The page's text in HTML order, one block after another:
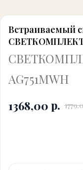
Встраиваемый
AG751MWH
1368,00 р.